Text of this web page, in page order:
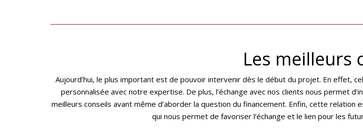
Les meilleurs
Aujourd’hui, le plus important est de pouvoir intervenir dès le début du projet. En effet,
personnalisée avec notre expertise. De plus, l’échange avec nos clients nous permet
meilleurs conseils avant même d’aborder la question du financement. Enfin, cette
qui nous permet de favoriser l’échange et le lien pour les